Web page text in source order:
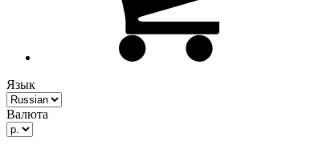
Язык
Валюта